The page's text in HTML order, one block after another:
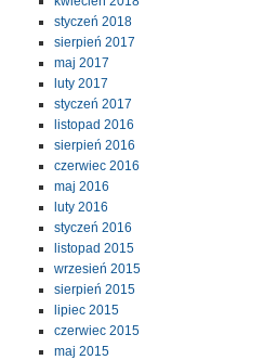
styczeń 2018
sierpień 2017
maj 2017
luty 2017
styczeń 2017
listopad 2016
sierpień 2016
czerwiec 2016
maj 2016
luty 2016
styczeń 2016
listopad 2015
wrzesień 2015
sierpień 2015
lipiec 2015
czerwiec 2015
maj 2015